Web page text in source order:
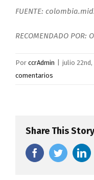
FUENTE:
RECOMENDADO
Por ccrAdmin julio 22nd,
comentarios
Share This
FacebookTwitter